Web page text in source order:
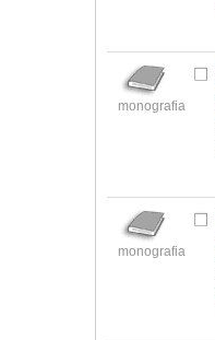
monografia
monografia